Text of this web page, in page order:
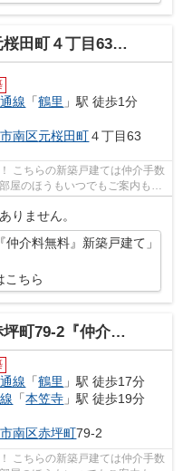
『仲介料無料』新築戸建て
線 「鶴里 」駅 徒歩1分
南区元桜田町４丁目63
こちらの新築戸建ては仲介手数
屋のほうもいつでもご案内もさ
りません。
介料無料』新築戸建て」
こちら
仲介料無料』新築戸建て
線 「鶴里 」駅 徒歩17分
「本笠寺 」駅 徒歩19分
南区赤坪町79-2
こちらの新築戸建ては仲介手数